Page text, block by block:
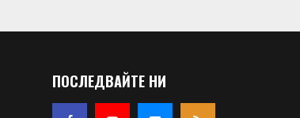
ПОСЛЕДВАЙТЕ НИ